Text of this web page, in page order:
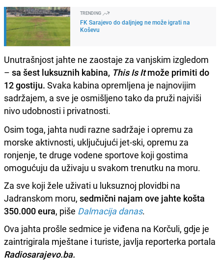
TRENDING
FK Sarajevo do daljnjeg ne može igrati na
Koševu
Unutrašnjost jahte ne zaostaje za vanjskim izgledom
– sa šest luksuznih kabina, This Is Itmože primiti do
12 gostiju. Svaka kabina opremljena je najnovijim
sadržajem, a sve je osmišljeno tako da pruži najviši
nivo udobnosti i privatnosti.
Osim toga, jahta nudi razne sadržaje i opremu za
morske aktivnosti, uključujući jet-ski, opremu za
ronjenje, te druge vodene sportove koji gostima
omogućuju da uživaju u svakom trenutku na moru.
Za sve koji žele uživati u luksuznoj plovidbi na
Jadranskom moru, sedmični najam ove jahte košta
350.000 eura, piše Dalmacija danas.
Ova jahta prošle sedmice je viđena na Korčuli, gdje je
zaintrigirala mještane i turiste, javlja reporterka portala
Radiosarajevo.ba.